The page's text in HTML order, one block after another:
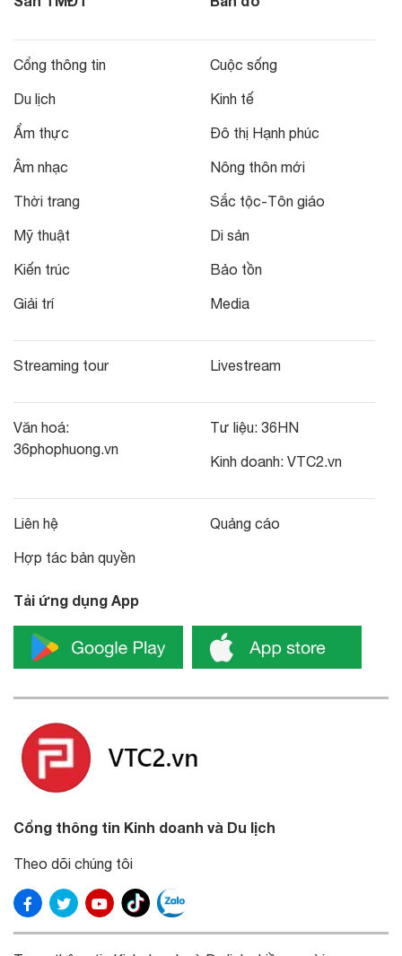
Cổng thông tin
Du lịch
Ẩm thực
Âm nhạc
Thời trang
Mỹ thuật
Kiến trúc
Giải trí
Cuộc sống
Kinh tế
Đô thị Hạnh phúc
Nông thôn mới
Sắc tộc-Tôn giáo
Di sản
Bảo tồn
Media
Streaming tour Livestream
Văn hoá:
36phophuong.vn
Tư liệu: 36HN
Kinh doanh: VTC2.vn
Liên hệ
Hợp tác bản quyền
Quảng cáo
Tải ứng dụng App
Cổng thông tin Kinh doanh và Du lịch
Theo dõi chúng tôi